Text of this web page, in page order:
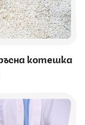
котешка